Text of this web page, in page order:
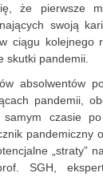
że pierwsze
swoją
ciągu kolejnego
skutki pandemii.
absolwentów
pandemii,
czasie
„straty”
SGH,